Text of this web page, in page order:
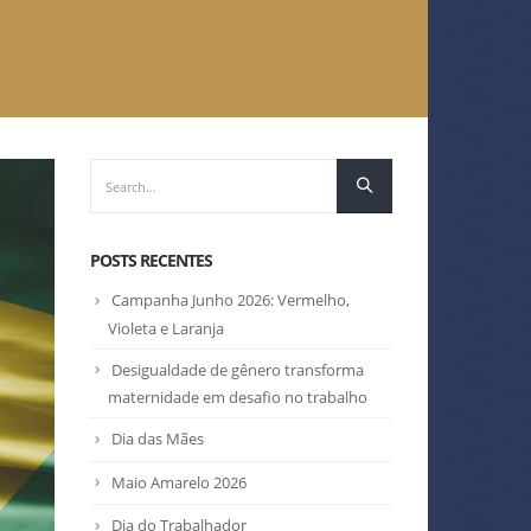
POSTS RECENTES
Campanha Junho 2026: Vermelho,
Violeta e Laranja
Desigualdade de gênero transforma
maternidade em desafio no trabalho
Dia das Mães
Maio Amarelo 2026
Dia do Trabalhador